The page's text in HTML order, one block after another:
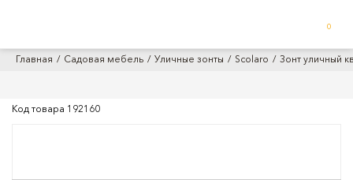
0
Главная Садовая мебель Уличные зонты Scolaro Зонт уличный
Код товара 192160